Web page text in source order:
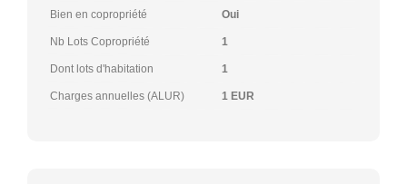
Bien en copropriété Oui
Nb Lots Copropriété 1
Dont lots d'habitation 1
Charges annuelles (ALUR) 1 EUR